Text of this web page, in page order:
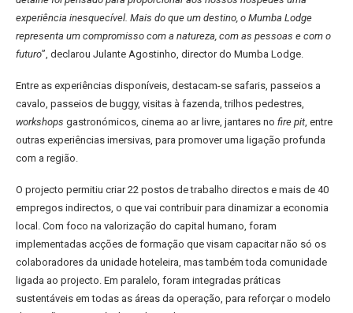
experiência inesquecível. Mais do que um destino, o Mumba Lodge
representa um compromisso com a natureza, com as pessoas e com o
futuro”, declarou Julante Agostinho, director do Mumba Lodge.
Entre as experiências disponíveis, destacam-se safaris, passeios a
cavalo, passeios de buggy, visitas à fazenda, trilhos pedestres,
workshops gastronómicos, cinema ao ar livre, jantares no fire pit, entre
outras experiências imersivas, para promover uma ligação profunda
com a região.
O projecto permitiu criar 22 postos de trabalho directos e mais de 40
empregos indirectos, o que vai contribuir para dinamizar a economia
local. Com foco na valorização do capital humano, foram
implementadas acções de formação que visam capacitar não só os
colaboradores da unidade hoteleira, mas também toda comunidade
ligada ao projecto. Em paralelo, foram integradas práticas
sustentáveis em todas as áreas da operação, para reforçar o modelo